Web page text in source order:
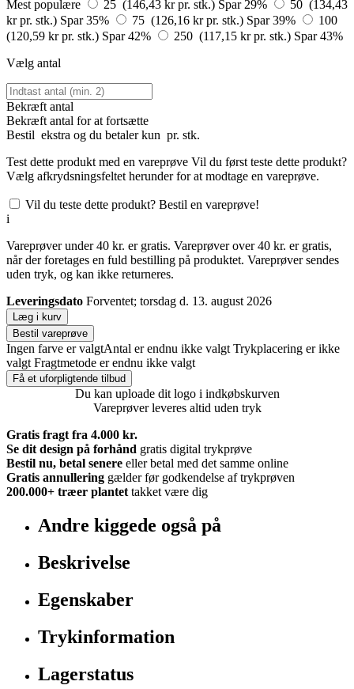
Mest populære
25 (146,43 kr pr. stk.) Spar 29%
50 (134,43
kr pr. stk.) Spar 35% 75 (126,16 kr pr. stk.) Spar 39%
100
(120,59 kr pr. stk.) Spar 42% 250 (117,15 kr pr. stk.) Spar 43%
Vælg antal
Bekræft antal
Bekræft antal for at fortsætte
Bestil ekstra og du betaler kun pr. stk.
Test dette produkt med en vareprøve Vil du først teste dette produkt?
Vælg afkrydsningsfeltet herunder for at modtage en vareprøve.
Vil du teste dette produkt? Bestil en vareprøve!
i
Vareprøver under 40 kr. er gratis. Vareprøver over 40 kr. er gratis,
når der foretages en fuld bestilling på produktet. Vareprøver sendes
uden tryk, og kan ikke returneres.
Leveringsdato Forventet; torsdag d. 13. august 2026
Læg i kurv
Bestil vareprøve
Ingen farve er valgtAntal er endnu ikke valgt Trykplacering er ikke
valgt Fragtmetode er endnu ikke valgt
Få et uforpligtende tilbud
Du kan uploade dit logo i indkøbskurven
Vareprøver leveres altid uden tryk
Gratis fragt fra 4.000 kr.
Se dit design på forhånd gratis digital trykprøve
Bestil nu, betal senere eller betal med det samme online
Gratis annullering gælder før godkendelse af trykprøven
200.000+ træer plantet takket være dig
Andre kiggede også på
Beskrivelse
Egenskaber
Trykinformation
Lagerstatus